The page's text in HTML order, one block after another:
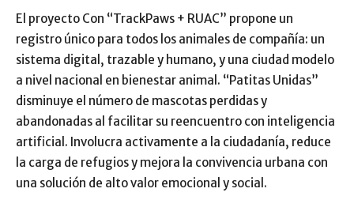
El proyecto Con “TrackPaws + RUAC” propone un
registro único para todos los animales de compañía: un
sistema digital, trazable y humano, y una ciudad modelo
a nivel nacional en bienestar animal. “Patitas Unidas”
disminuye el número de mascotas perdidas y
abandonadas al facilitar su reencuentro con inteligencia
artificial. Involucra activamente a la ciudadanía, reduce
la carga de refugios y mejora la convivencia urbana con
una solución de alto valor emocional y social.